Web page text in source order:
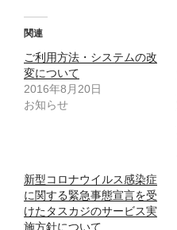
関連
ご利用方法・システムの改
変について
2016年8月20日
お知らせ
新型コロナウイルス感染症
に関する緊急事態宣言を受
けたタスカジのサービス実
施方針について